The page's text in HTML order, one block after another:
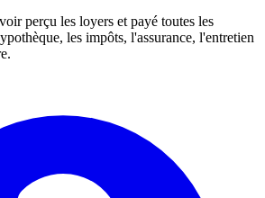
perçu les loyers et payé toutes les
les impôts, l'assurance, l'entretien